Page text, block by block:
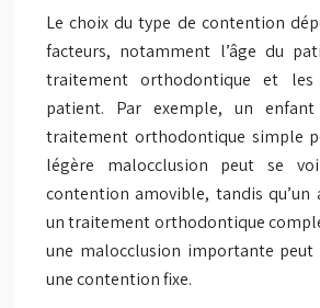
Le choix du type de contention
facteurs, notamment l’âge du
traitement orthodontique et les
patient. Par exemple, un
traitement orthodontique simple
légère malocclusion peut se
contention amovible, tandis qu’un
un traitement orthodontique
une malocclusion importante peut
une contention fixe.